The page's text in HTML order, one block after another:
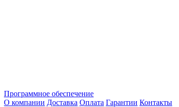
Программное обеспечение
О компании Доставка Оплата Гарантии Контакты